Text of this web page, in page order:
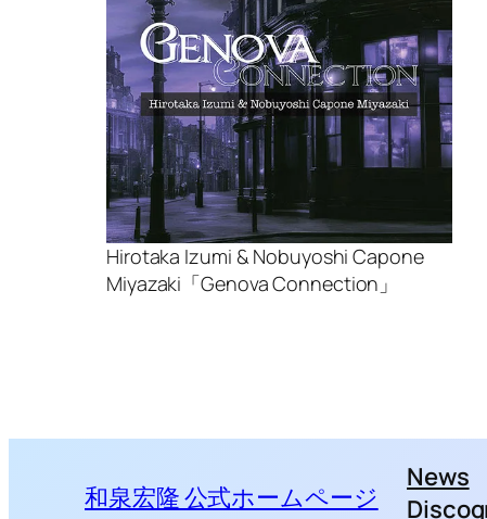
Hirotaka Izumi & Nobuyoshi Capone
Miyazaki「Genova Connection」
和泉宏隆 公式ホームページ
News